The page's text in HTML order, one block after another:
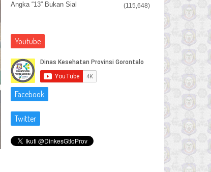
Angka “13” Bukan Sial (115,648)
Youtube
Facebook
Twitter